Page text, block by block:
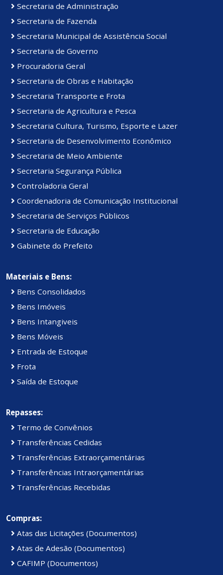
Secretaria de Administração
Secretaria de Fazenda
Secretaria Municipal de Assistência Social
Secretaria de Governo
Procuradoria Geral
Secretaria de Obras e Habitação
Secretaria Transporte e Frota
Secretaria de Agricultura e Pesca
Secretaria Cultura, Turismo, Esporte e Lazer
Secretaria de Desenvolvimento Econômico
Secretaria de Meio Ambiente
Secretaria Segurança Pública
Controladoria Geral
Coordenadoria de Comunicação Institucional
Secretaria de Serviços Públicos
Secretaria de Educação
Gabinete do Prefeito
Materiais e Bens:
Bens Consolidados
Bens Imóveis
Bens Intangiveis
Bens Móveis
Entrada de Estoque
Frota
Saída de Estoque
Repasses:
Termo de Convênios
Transferências Cedidas
Transferências Extraorçamentárias
Transferências Intraorçamentárias
Transferências Recebidas
Compras:
Atas das Licitações (Documentos)
Atas de Adesão (Documentos)
CAFIMP (Documentos)